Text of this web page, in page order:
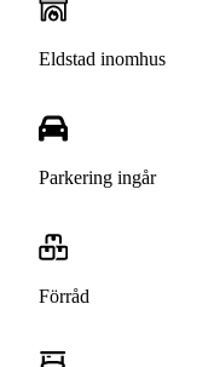
Eldstad inomhus
Parkering ingår
Förråd